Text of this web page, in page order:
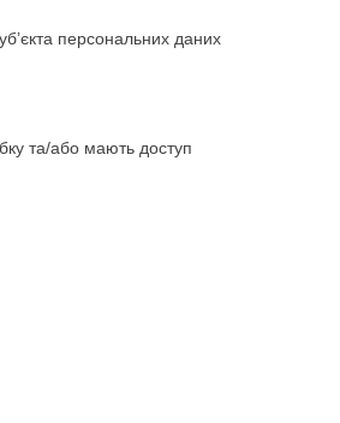
персональних даних
та/або мають доступ